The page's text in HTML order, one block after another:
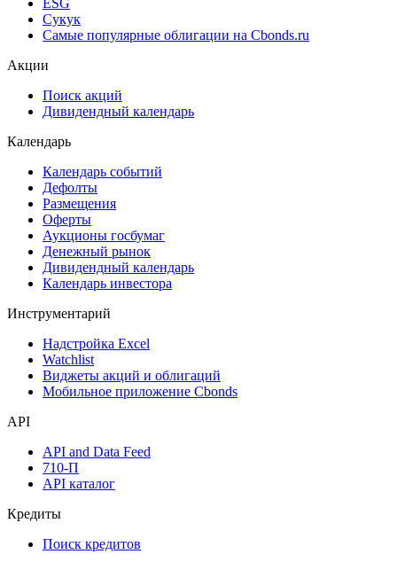
ESG
Сукук
Самые популярные облигации на Cbonds.ru
Акции
Поиск акций
Дивидендный календарь
Календарь
Календарь событий
Дефолты
Размещения
Оферты
Аукционы госбумаг
Денежный рынок
Дивидендный календарь
Календарь инвестора
Инструментарий
Надстройка Excel
Watchlist
Виджеты акций и облигаций
Мобильное приложение Cbonds
API
API and Data Feed
710-П
API каталог
Кредиты
Поиск кредитов